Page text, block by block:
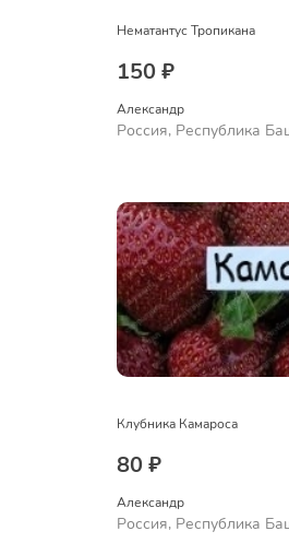
Нематантус Тропикана
150 ₽
Александр
Россия, Республика
Клубника Камароса
80 ₽
Александр
Россия, Республика